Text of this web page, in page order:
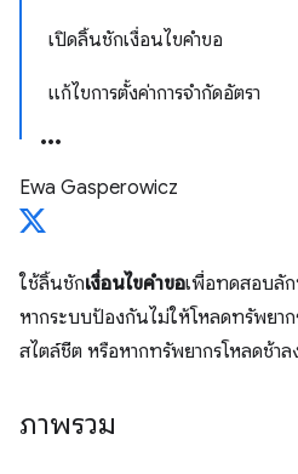
เปิดลิ้นชักเงื่อนไขคำขอ
แก้ไขการตั้งค่าการจำกัดอัตรา
Ewa Gasperowicz
ใช้ลิ้นชักเงื่อนไขคำขอเพื่อทดสอบลั
หากระบบป้องกันไม่ให้โหลดทรัพยาก
สไตล์ชีต หรือหากทรัพยากรโหลดช้าล
ภาพรวม